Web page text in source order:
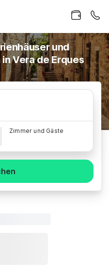
und
Vera de Erques
Zimmer und Gäste